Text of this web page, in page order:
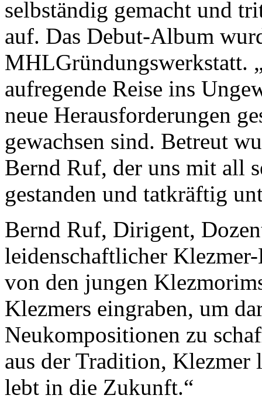
selbständig gemacht und
auf. Das Debut-Album
MHLGründungswerkstatt.
aufregende Reise ins
neue Herausforderungen
gewachsen sind. Betreut
Bernd Ruf, der uns mit all
gestanden und tatkräftig
Bernd Ruf, Dirigent,
leidenschaftlicher
von den jungen
Klezmers eingraben, um
Neukompositionen zu
aus der Tradition, Klezmer
lebt in die Zukunft.“